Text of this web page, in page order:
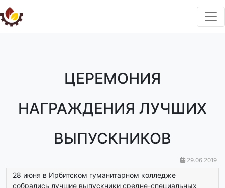
ЦЕРЕМОНИЯ
НАГРАЖДЕНИЯ ЛУЧШИХ
ВЫПУСКНИКОВ
29.06.2019
28 июня в Ирбитском гуманитарном колледже
собрались лучшие выпускники средне-специальных